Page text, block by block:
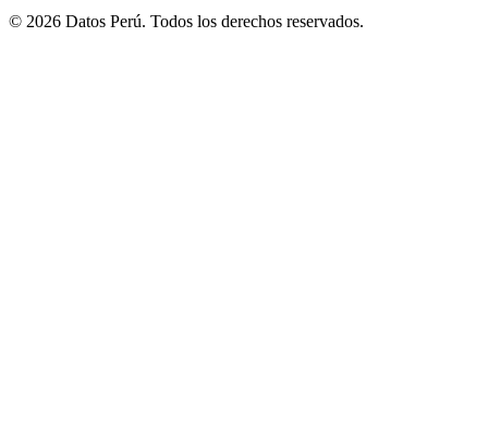
© 2026 Datos Perú. Todos los derechos reservados.